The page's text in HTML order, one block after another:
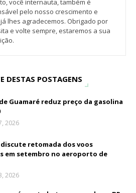
você internauta, também é
pelo nosso crescimento e
lhes agradecemos. Obrigado por
e volte sempre, estaremos a sua
DESTAS POSTAGENS
Guamaré reduz preço da gasolina
2026
retomada dos voos
em setembro no aeroporto de
2026